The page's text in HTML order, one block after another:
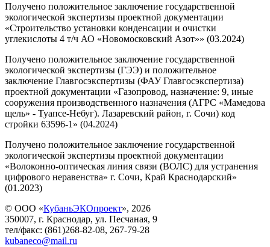
Получено положительное заключение государственной
экологической экспертизы проектной документации
«Строительство установки конденсации и очистки
углекислоты 4 т/ч АО «Новомосковский Азот»» (03.2024)
Получено положительное заключение государственной
экологической экспертизы (ГЭЭ) и положительное
заключение Главгосэкспертизы (ФАУ Главгосэкспертиза)
проектной документации «Газопровод, назначение: 9, иные
сооружения производственного назначения (АГРС «Мамедова
щель» - Туапсе-Небуг). Лазаревский район, г. Сочи) код
стройки 63596-1» (04.2024)
Получено положительное заключение государственной
экологической экспертизы проектной документации
«Волоконно-оптическая линия связи (ВОЛС) для устранения
цифрового неравенства» г. Сочи, Край Краснодарский»
(01.2023)
© ООО «КубаньЭКОпроект», 2026
350007, г. Краснодар, ул. Песчаная, 9
тел/факс: (861)268-82-08, 267-79-28
kubaneco@mail.ru